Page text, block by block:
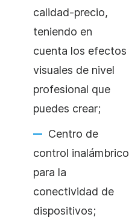
calidad-precio,
teniendo en
cuenta los efectos
visuales de nivel
profesional que
puedes crear;
Centro de
control inalámbrico
para la
conectividad de
dispositivos;